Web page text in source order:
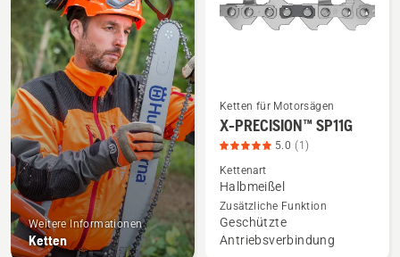
Weitere Informationen
Ketten
Mehr
Details
PRECISION™
SP11G
anzeigen,
Ketten für Motorsägen
X-PRECISION™ SP11G
5.0 (1)
Kettenart
Halbmeißel
Zusätzliche Funktion
Geschützte
Antriebsverbindung